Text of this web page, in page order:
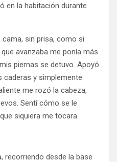
en la habitación durante
sin prisa, como si
avanzaba me ponía más
piernas se detuvo. Apoyó
caderas y simplemente
me rozó la cabeza,
Sentí cómo se le
siquiera me tocara.
recorriendo desde la base